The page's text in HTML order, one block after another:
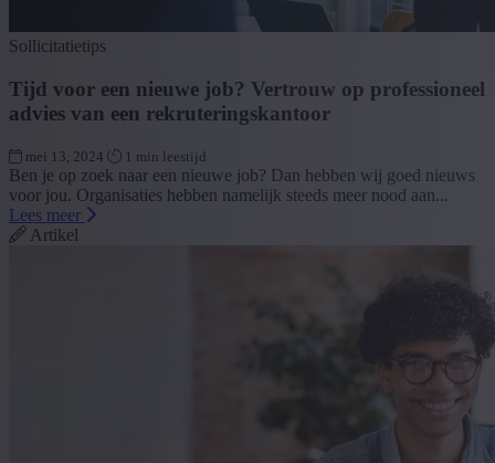
Sollicitatietips
Tijd voor een nieuwe job? Vertrouw op professioneel
advies van een rekruteringskantoor
mei 13, 2024 1 min leestijd
Ben je op zoek naar een nieuwe job? Dan hebben wij goed nieuws
voor jou. Organisaties hebben namelijk steeds meer nood aan...
Lees meer
Artikel